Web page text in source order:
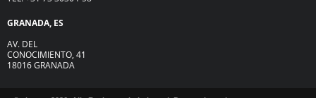
GRANADA, ES
AV. DEL
CONOCIMIENTO, 41
18016 GRANADA